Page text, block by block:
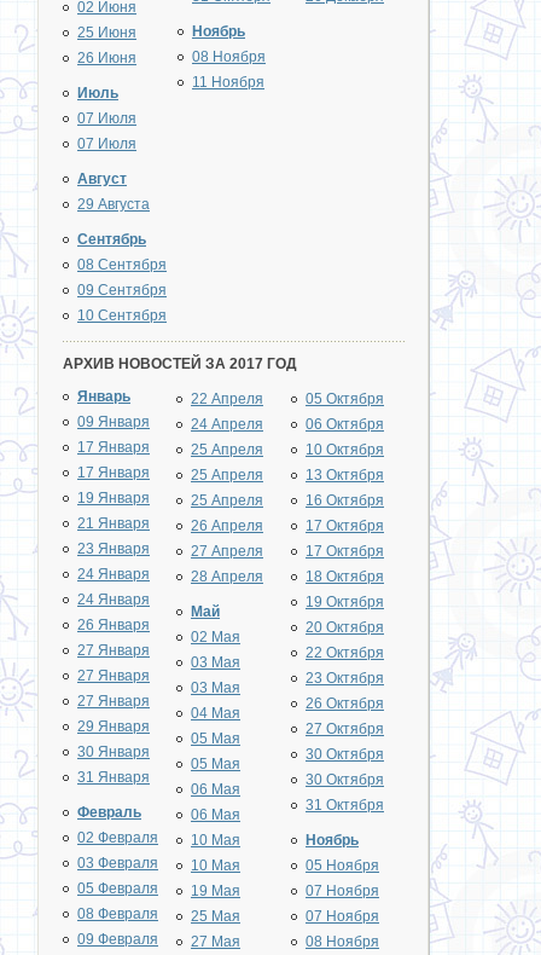
02 Июня
25 Июня
26 Июня
Июль
07 Июля
07 Июля
Август
29 Августа
Сентябрь
08 Сентября
09 Сентября
10 Сентября
Ноябрь
08 Ноября
11 Ноября
АРХИВ НОВОСТЕЙ ЗА 2017 ГОД
Январь
09 Января
17 Января
17 Января
19 Января
21 Января
23 Января
24 Января
24 Января
26 Января
27 Января
27 Января
27 Января
29 Января
30 Января
31 Января
Февраль
02 Февраля
03 Февраля
05 Февраля
08 Февраля
09 Февраля
22 Апреля
24 Апреля
25 Апреля
25 Апреля
25 Апреля
26 Апреля
27 Апреля
28 Апреля
Май
02 Мая
03 Мая
03 Мая
04 Мая
05 Мая
05 Мая
06 Мая
06 Мая
10 Мая
10 Мая
19 Мая
25 Мая
27 Мая
05 Октября
06 Октября
10 Октября
13 Октября
16 Октября
17 Октября
17 Октября
18 Октября
19 Октября
20 Октября
22 Октября
23 Октября
26 Октября
27 Октября
30 Октября
30 Октября
31 Октября
Ноябрь
05 Ноября
07 Ноября
07 Ноября
08 Ноября